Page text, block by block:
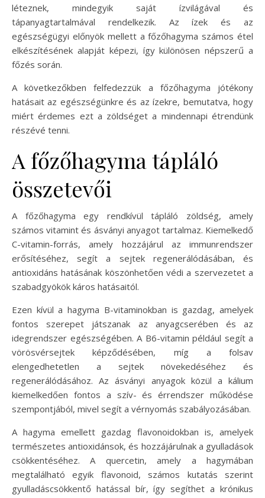
léteznek, mindegyik saját ízvilágával és
tápanyagtartalmával rendelkezik. Az ízek és az
egészségügyi előnyök mellett a főzőhagyma számos étel
elkészítésének alapját képezi, így különösen népszerű a
főzés során.
A következőkben felfedezzük a főzőhagyma jótékony
hatásait az egészségünkre és az ízekre, bemutatva, hogy
miért érdemes ezt a zöldséget a mindennapi étrendünk
részévé tenni.
A főzőhagyma tápláló
összetevői
A főzőhagyma egy rendkívül tápláló zöldség, amely
számos vitamint és ásványi anyagot tartalmaz. Kiemelkedő
C-vitamin-forrás, amely hozzájárul az immunrendszer
erősítéséhez, segít a sejtek regenerálódásában, és
antioxidáns hatásának köszönhetően védi a szervezetet a
szabadgyökök káros hatásaitól.
Ezen kívül a hagyma B-vitaminokban is gazdag, amelyek
fontos szerepet játszanak az anyagcserében és az
idegrendszer egészségében. A B6-vitamin például segít a
vörösvérsejtek képződésében, míg a folsav
elengedhetetlen a sejtek növekedéséhez és
regenerálódásához. Az ásványi anyagok közül a kálium
kiemelkedően fontos a szív- és érrendszer működése
szempontjából, mivel segít a vérnyomás szabályozásában.
A hagyma emellett gazdag flavonoidokban is, amelyek
természetes antioxidánsok, és hozzájárulnak a gyulladások
csökkentéséhez. A quercetin, amely a hagymában
megtalálható egyik flavonoid, számos kutatás szerint
gyulladáscsökkentő hatással bír, így segíthet a krónikus